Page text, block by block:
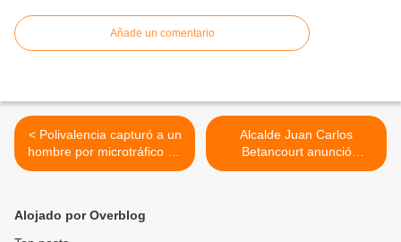
Añade un comentario
< Polivalencia capturó a un
hombre por microtráfico de
drogas en Miguel Peña
Alcalde Juan Carlos
Betancourt anunció
programación oficial de
Alojado por Overblog